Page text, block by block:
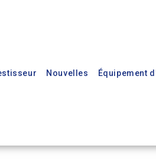
Nouvelles Équipement